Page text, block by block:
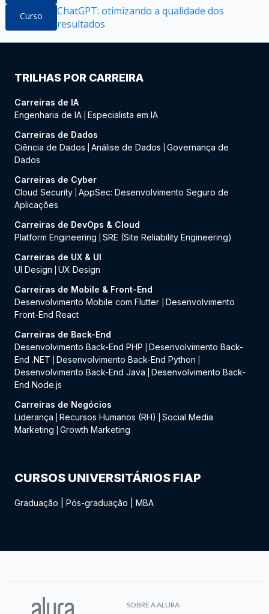
Curso
ChatGPT: otimizando a qualidade dos
resultados
TRILHAS POR CARREIRA
Carreiras de IA
Engenharia de IA Especialista em IA
Carreiras de Dados
Ciência de Dados
Análise de Dados
Governança de
Dados
Carreiras de Cyber
Cloud Security AppSec: Desenvolvimento Seguro de
Aplicações
Carreiras de DevOps & Cloud
Platform Engineering
SRE (Site Reliability Engineering)
Carreiras de UX & UI
UI Design
UX Design
Carreiras de Mobile & Front-End
Desenvolvimento Mobile com Flutter
Desenvolvimento
Front-End React
Carreiras de Back-End
Desenvolvimento Back-End PHP
Desenvolvimento Back-
End .NET
Desenvolvimento Back-End Python
Desenvolvimento Back-End Java
Desenvolvimento Back-
End Node.js
Carreiras de Negócios
Liderança
Recursos Humanos (RH)
Social Media
Marketing
Growth Marketing
CURSOS UNIVERSITÁRIOS FIAP
Graduação Pós-graduação MBA
SOBRE A ALURA